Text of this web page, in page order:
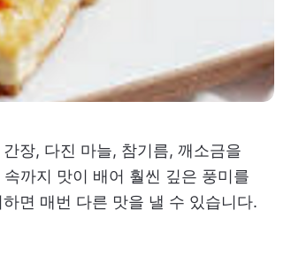
장, 다진 마늘, 참기름, 깨소금을
까지 맛이 배어 훨씬 깊은 풍미를
면 매번 다른 맛을 낼 수 있습니다.